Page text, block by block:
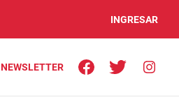
INGRESAR
NEWSLETTER